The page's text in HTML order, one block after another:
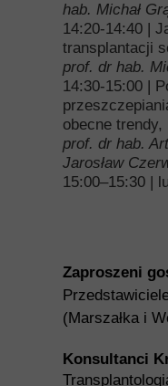
hab. Michał
14:20-14:40 |
transplantacji
prof. dr hab.
14:30-15:00 |
obecne
prof. dr hab.
Jarosław
15:00–15:30 |
Zaproszeni
(Marszałka i
Konsultanci